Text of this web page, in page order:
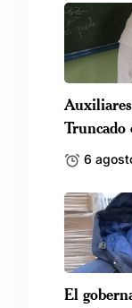
Truncado
6
El